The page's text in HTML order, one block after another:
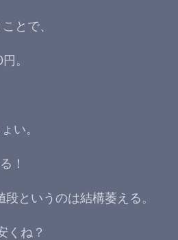
とで、
。
い。
！
というのは結構萎える。
くね？